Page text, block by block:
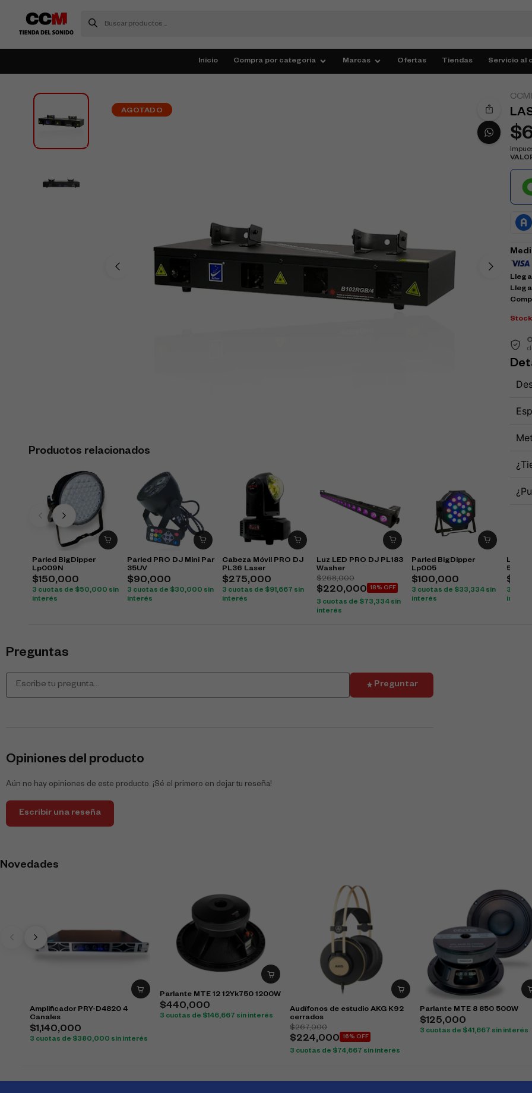
Inicio Compra por categoría Marcas Ofertas Tiendas Servicio al
AGOTADO
Productos relacionados
Parled BigDipper
Lp009N
$150,000
3 cuotas de $50,000 sin
interés
Parled PRO DJ Mini Par
35UV
$90,000
3 cuotas de $30,000 sin
interés
Cabeza Móvil PRO DJ
PL36 Laser
$275,000
3 cuotas de $91,667 sin
interés
Luz LED PRO DJ PL183
Washer
$268,000
$220,000 18% OFF
3 cuotas de $ 73,334 sin
interés
Parled BigDipper
Lp005
$100,000
3 cuotas de $33,334 sin
interés
Led
5M
$
3
interés
$
Llega
Stock
Preguntas
Preguntar
Opiniones del producto
Aún no hay opiniones de este producto. ¡Sé el primero en dejar tu reseña!
Escribir una reseña
Novedades
Amplificador PRY-D4820 4
Canales
$1,140,000
3 cuotas de $380,000 sin interés
Parlante MTE 12 12Yk750 1200W
$440,000
3 cuotas de $146,667 sin interés
Audífonos de estudio AKG K92
cerrados
$267,000
$224,000 16% OFF
3 cuotas de $ 74,667 sin interés
Parlante MTE 8 850 500W
$125,000
3 cuotas de $41,667 sin interés